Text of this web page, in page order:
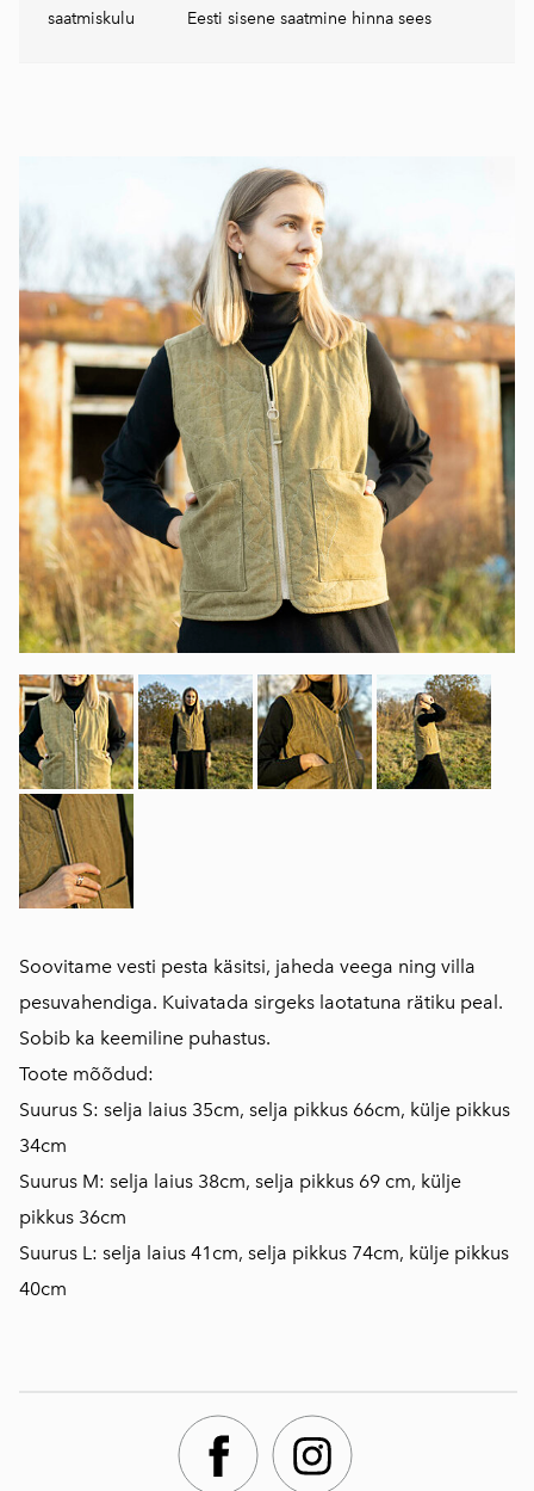
saatmiskulu Eesti sisene saatmine hinna sees
Soovitame vesti pesta käsitsi, jaheda veega ning villa
pesuvahendiga. Kuivatada sirgeks laotatuna rätiku peal.
Sobib ka keemiline puhastus.
Toote mõõdud:
Suurus S: selja laius 35cm, selja pikkus 66cm, külje pikkus
34cm
Suurus M: selja laius 38cm, selja pikkus 69 cm, külje
pikkus 36cm
Suurus L: selja laius 41cm, selja pikkus 74cm, külje pikkus
40cm